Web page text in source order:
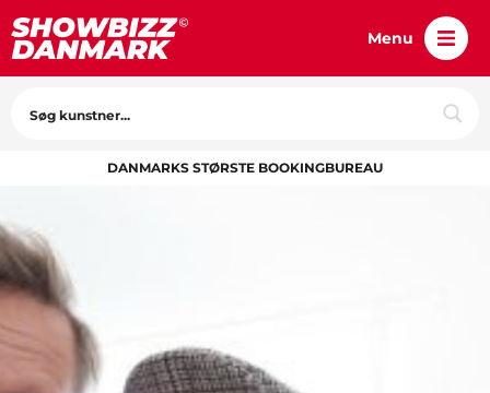
Menu
DANMARKS STØRSTE BOOKINGBUREAU